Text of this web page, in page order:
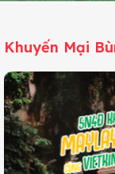
Khuyến Mại